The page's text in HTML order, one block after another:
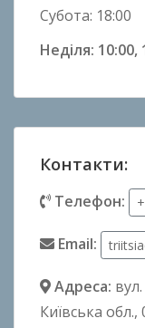
Субота: 18:00
Неділя: 10:00,
Контакти:
Телефон:
Email:
Адреса:
Київська обл.,